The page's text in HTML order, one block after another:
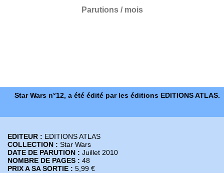
Parutions / mois
Star Wars n°12, a été édité par les éditions EDITIONS ATLAS.
EDITEUR : EDITIONS ATLAS
COLLECTION : Star Wars
DATE DE PARUTION : Juillet 2010
NOMBRE DE PAGES : 48
PRIX A SA SORTIE : 5,99 €